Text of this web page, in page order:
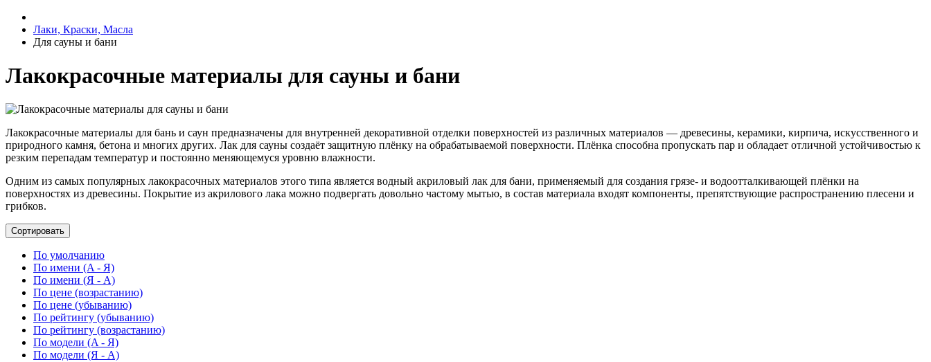
Лаки, Краски, Масла
Для сауны и бани
Лакокрасочные материалы для сауны и бани
Лакокрасочные материалы для бань и саун предназначены для внутренней декоративной отделки поверхностей из различных материалов — древесины, керамики, кирпича, искусственного и
природного камня, бетона и многих других. Лак для сауны создаёт защитную плёнку на обрабатываемой поверхности. Плёнка способна пропускать пар и обладает отличной устойчивостью к
резким перепадам температур и постоянно меняющемуся уровню влажности.
Одним из самых популярных лакокрасочных материалов этого типа является водный акриловый лак для бани, применяемый для создания грязе- и водоотталкивающей плёнки на
поверхностях из древесины. Покрытие из акрилового лака можно подвергать довольно частому мытью, в состав материала входят компоненты, препятствующие распространению плесени и
грибков.
Сортировать
По умолчанию
По имени (A - Я)
По имени (Я - A)
По цене (возрастанию)
По цене (убыванию)
По рейтингу (убыванию)
По рейтингу (возрастанию)
По модели (A - Я)
По модели (Я - A)